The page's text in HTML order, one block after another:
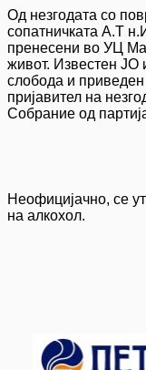
Од незгодата со
сопатничката А.Т
пренесени во УЦ
живот. Известен
слобода и
пријавител на
Собрание од
Неофицијачно, се
на алкохол.